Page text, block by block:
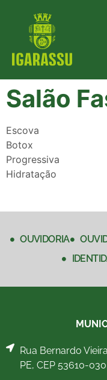
Salão
Escova
Botox
Progressiva
Hidratação
OUVIDORIA
Rua Bernardo
PE, CEP 53610-030